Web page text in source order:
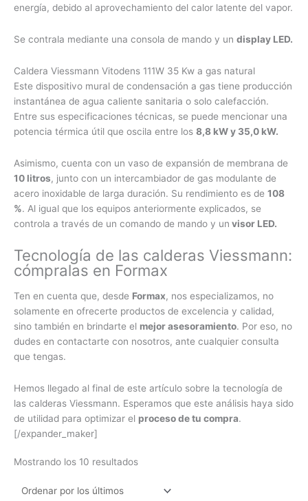
energía, debido al aprovechamiento del calor latente del vapor.
Se contrala mediante una consola de mando y un display LED.
Caldera Viessmann Vitodens 111W 35 Kw a gas natural
Este dispositivo mural de condensación a gas tiene producción
instantánea de agua caliente sanitaria o solo calefacción.
Entre sus especificaciones técnicas, se puede mencionar una
potencia térmica útil que oscila entre los 8,8 kW y 35,0 kW.
Asimismo, cuenta con un vaso de expansión de membrana de
10 litros, junto con un intercambiador de gas modulante de
acero inoxidable de larga duración. Su rendimiento es de 108
%. Al igual que los equipos anteriormente explicados, se
controla a través de un comando de mando y un visor LED.
Tecnología de las calderas Viessmann:
cómpralas en Formax
Ten en cuenta que, desde Formax, nos especializamos, no
solamente en ofrecerte productos de excelencia y calidad,
sino también en brindarte el mejor asesoramiento. Por eso, no
dudes en contactarte con nosotros, ante cualquier consulta
que tengas.
Hemos llegado al final de este artículo sobre la tecnología de
las calderas Viessmann. Esperamos que este análisis haya sido
de utilidad para optimizar el proceso de tu compra.
[/expander_maker]
Mostrando los 10 resultados